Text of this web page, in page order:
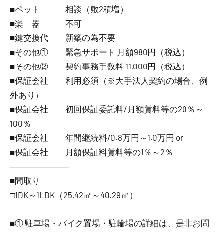
■ペット 相談（敷2積増）
■楽 器 不可
■鍵交換代 新築の為不要
■その他① 緊急サポート 月額980円（税込）
■その他② 契約事務手数料 11,000円（税込）
■保証会社 利用必須（※大手法人契約の場合、例
外あり）
■保証会社 初回保証委託料/月額賃料等の20％～
100％
■保証会社 年間継続料/0.8万円～1.0万円 or
■保証会社 月額保証料賃料等の1％～2％
―――――――
■間取り
□1DK～1LDK（25.42㎡～40.29㎡）
■① 駐車場・バイク置場・駐輪場の詳細は、是非お問